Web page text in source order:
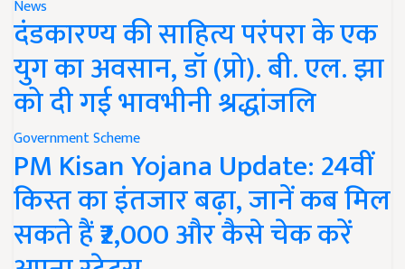
News
दंडकारण्य की साहित्य परंपरा के एक
युग का अवसान, डॉ (प्रो). बी. एल. झा
को दी गई भावभीनी श्रद्धांजलि
Government Scheme
PM Kisan Yojana Update: 24वीं
किस्त का इंतजार बढ़ा, जानें कब मिल
सकते हैं ₹2,000 और कैसे चेक करें